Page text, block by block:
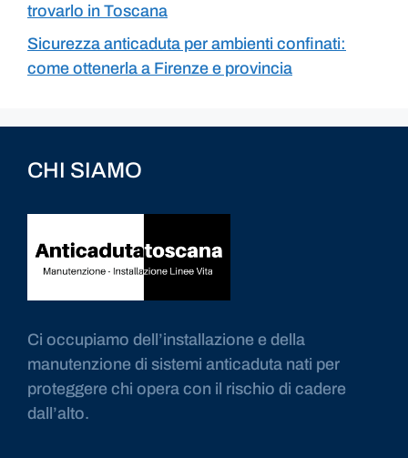
trovarlo in Toscana
Sicurezza anticaduta per ambienti confinati:
come ottenerla a Firenze e provincia
CHI SIAMO
Ci occupiamo dell’installazione e della
manutenzione di sistemi anticaduta nati per
proteggere chi opera con il rischio di cadere
dall’alto.